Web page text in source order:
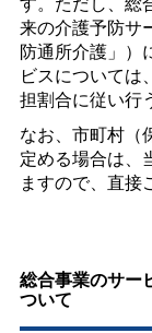
来の介護予防サ
防通所介護」）
ビスについては
担割合に従い行
なお、市町村（
定める場合は、
ますので、直接
総合事業のサー
ついて